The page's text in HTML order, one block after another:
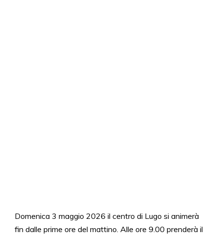
Domenica 3 maggio 2026 il centro di Lugo si animerà
fin dalle prime ore del mattino. Alle ore 9.00 prenderà il